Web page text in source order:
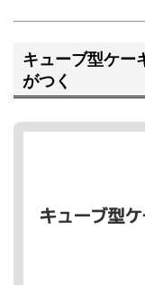
キューブ型ケー
がつく